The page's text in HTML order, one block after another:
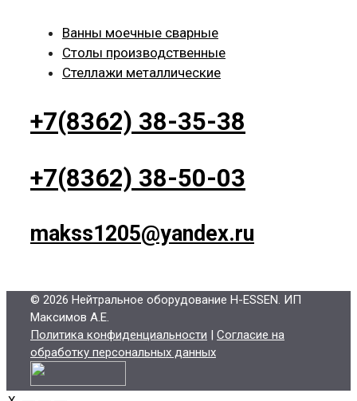
Ванны моечные сварные
Столы производственные
Стеллажи металлические
+7(8362) 38-35-38
+7(8362) 38-50-03
makss1205@yandex.ru
© 2026 Нейтральное оборудование H-ESSEN. ИП
Максимов А.Е.
Политика конфиденциальности
Согласие на
обработку персональных данных